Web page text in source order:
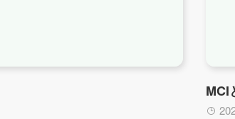
MCI